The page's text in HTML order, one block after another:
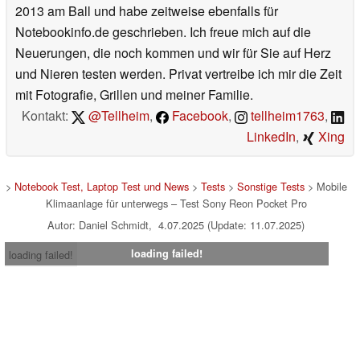
2013 am Ball und habe zeitweise ebenfalls für
Notebookinfo.de geschrieben. Ich freue mich auf die
Neuerungen, die noch kommen und wir für Sie auf Herz
und Nieren testen werden. Privat vertreibe ich mir die Zeit
mit Fotografie, Grillen und meiner Familie.
Kontakt:
@Tellheim, Facebook, tellheim1763,
LinkedIn, Xing
> Notebook Test, Laptop Test und News> Tests> Sonstige Tests> Mobile
Klimaanlage für unterwegs – Test Sony Reon Pocket Pro
Autor: Daniel Schmidt, 4.07.2025 (Update: 11.07.2025)
loading failed!
loading failed!